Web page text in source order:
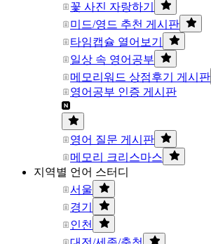
꽃 사진 자랑하기
미드/영드 추천 게시판
타임캡슐 열어보기
일상 속 영어공부
메모리워드 상점후기 게시판
영어공부 인증 게시판
영어 질문 게시판
메모리 크리스마스
지역별 언어 스터디
서울
경기
인천